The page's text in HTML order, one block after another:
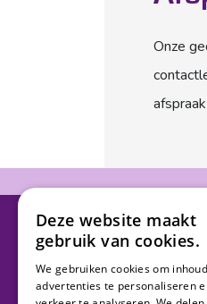
Onze
Van Essen
Deze website maakt
gebruik van cookies.
We gebruiken cookies om
advertenties te personaliseren